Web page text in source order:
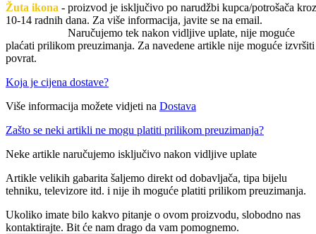
Žuta ikona - proizvod je isključivo po narudžbi kupca/potrošača kroz
10-14 radnih dana. Za više informacija, javite se na email.
Naručujemo tek nakon vidljive uplate, nije moguće
plaćati prilikom preuzimanja. Za navedene artikle nije moguće izvršiti
povrat.
Koja je cijena dostave?
Više informacija možete vidjeti na Dostava
Zašto se neki artikli ne mogu platiti prilikom preuzimanja?
Neke artikle naručujemo isključivo nakon vidljive uplate
Artikle velikih gabarita šaljemo direkt od dobavljača, tipa bijelu
tehniku, televizore itd. i nije ih moguće platiti prilikom preuzimanja.
Ukoliko imate bilo kakvo pitanje o ovom proizvodu, slobodno nas
kontaktirajte. Bit će nam drago da vam pomognemo.